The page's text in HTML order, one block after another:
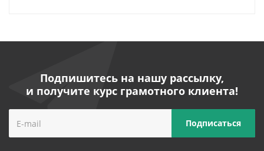
Подпишитесь на нашу рассылку,
и получите курс грамотного клиента!